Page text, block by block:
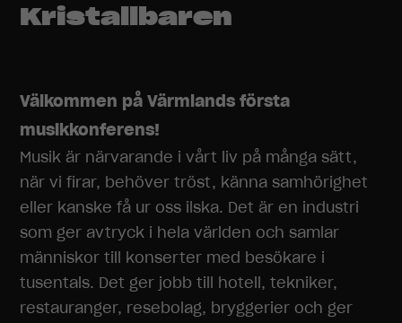
Kristallbaren
Välkommen på Värmlands första
musikkonferens!
Musik är närvarande i vårt liv på många sätt,
när vi firar, behöver tröst, känna samhörighet
eller kanske få ur oss ilska. Det är en industri
som ger avtryck i hela världen och samlar
människor till konserter med besökare i
tusentals. Det ger jobb till hotell, tekniker,
restauranger, resebolag, bryggerier och ger